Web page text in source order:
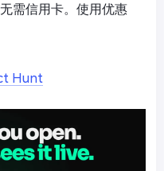
需信用卡。使用优惠
Hunt